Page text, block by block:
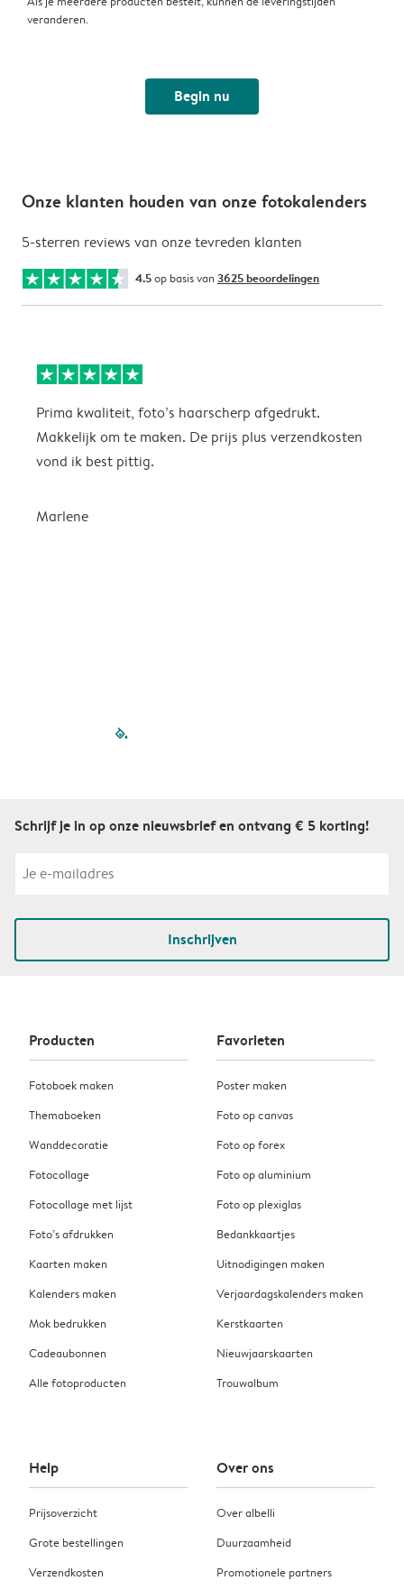
veranderen.
Begin nu
Onze klanten houden van onze fotokalenders
5-sterren reviews van onze tevreden klanten
4.5op basis van 3625 beoordelingen
Prima kwaliteit, foto’s haarscherp afgedrukt.
Makkelijk om te maken. De prijs plus verzendkosten
vond ik best pittig.
Marlene
filled-pagination
Schrijf je in op onze nieuwsbrief en ontvang € 5 korting!
Inschrijven
Producten
Fotoboek maken
Themaboeken
Wanddecoratie
Fotocollage
Fotocollage met lijst
Foto’s afdrukken
Kaarten maken
Kalenders maken
Mok bedrukken
Cadeaubonnen
Alle fotoproducten
Favorieten
Poster maken
Foto op canvas
Foto op forex
Foto op aluminium
Foto op plexiglas
Bedankkaartjes
Uitnodigingen maken
Verjaardagskalenders maken
Kerstkaarten
Nieuwjaarskaarten
Trouwalbum
Help
Prijsoverzicht
Grote bestellingen
Verzendkosten
Over ons
Over albelli
Duurzaamheid
Promotionele partners